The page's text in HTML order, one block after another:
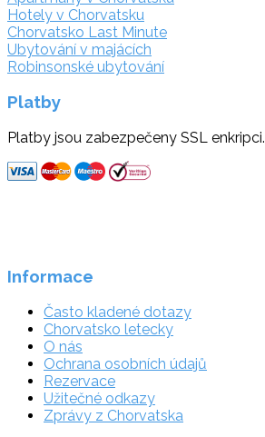
Hotely v Chorvatsku
Chorvatsko Last Minute
Ubytování v majácích
Robinsonské ubytování
Platby
Platby jsou zabezpečeny SSL enkripci.
Informace
Často kladené dotazy
Chorvatsko letecky
O nás
Ochrana osobních údajů
Rezervace
Užitečné odkazy
Zprávy z Chorvatska